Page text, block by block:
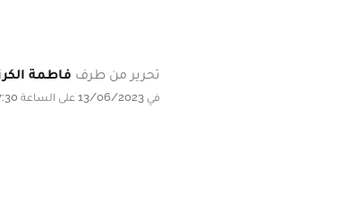
تحرير من طرف فاطمة
في 13/06/2023 على الساعة 07:30, تحديث بتاريخ 13/06/2023 على الساعة 07:30